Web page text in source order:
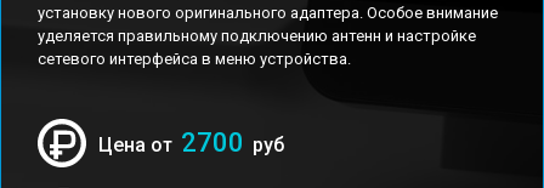
установку нового оригинального адаптера. Особое внимание
уделяется правильному подключению антенн и настройке
сетевого интерфейса в меню устройства.
Цена от 2700 руб